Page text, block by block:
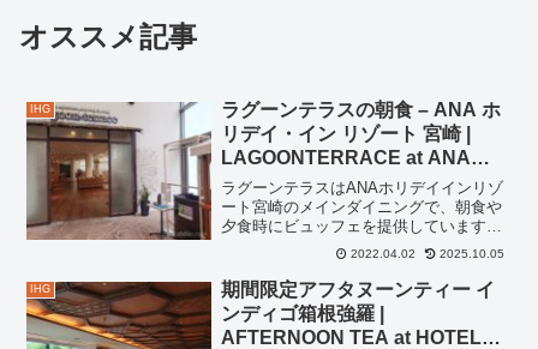
オススメ記事
IHG
ラグーンテラスの朝食 – ANA ホ
リデイ・イン リゾート 宮崎 |
LAGOONTERRACE at ANA
HOLIDAY INN RESORT
MIYAZAKI
ラグーンテラスはANAホリデイインリゾ
ート宮崎のメインダイニングで、朝食や
夕食時にビュッフェを提供しています。
ランチは不定休営業している様子でし
た。みやざき食材を多用した朝食シグネ
チャーメニューを中心レビューします。
サラダバー焼き魚、かまぼ...
2022.04.02 2025.10.05
IHG
期間限定アフタヌーンティー イ
ンディゴ箱根強羅 |
AFTERNOON TEA at HOTEL